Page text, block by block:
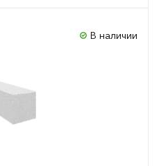
В наличии